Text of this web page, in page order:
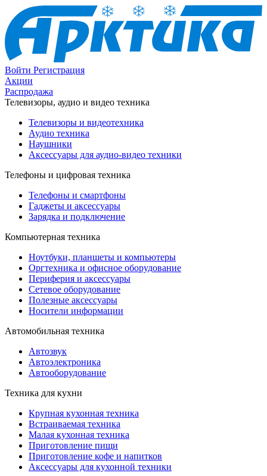
Войти Регистрация
Акции
Распродажа
Телевизоры, аудио и видео техника
Телевизоры и видеотехника
Аудио техника
Наушники
Аксессуары для аудио-видео техники
Телефоны и цифровая техника
Телефоны и смартфоны
Гаджеты и аксессуары
Зарядка и подключение
Компьютерная техника
Ноутбуки, планшеты и компьютеры
Оргтехника и офисное оборудование
Периферия и аксессуары
Cетевое оборудование
Полезные аксессуары
Носители информации
Автомобильная техника
Автозвук
Автоэлектроника
Автооборудование
Техника для кухни
Крупная кухонная техника
Встраиваемая техника
Малая кухонная техника
Приготовление пищи
Приготовление кофе и напитков
Аксессуары для кухонной техники